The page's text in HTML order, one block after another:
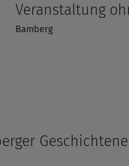
Veranstaltung
Bamberg